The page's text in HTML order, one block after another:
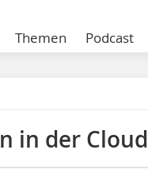
Themen Podcast
in der Cloud